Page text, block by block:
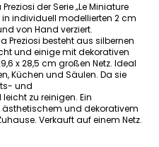
der Serie „Le Miniature
individuell modellierten 2 cm
von Hand verziert.
Preziosi besteht aus silbernen
und einige mit dekorativen
x 28,5 cm großen Netz. Ideal
Küchen und Säulen. Da sie
und
zu reinigen. Ein
ästhetischem und dekorativem
Verkauft auf einem Netz.